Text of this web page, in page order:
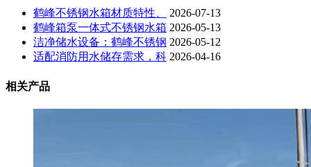
鹤峰不锈钢水箱材质特性、
2026-07-13
鹤峰箱泵一体式不锈钢水箱 2026-05-13
洁净储水设备：鹤峰不锈钢 2026-05-12
适配消防用水储存需求，科 2026-04-16
相关产品